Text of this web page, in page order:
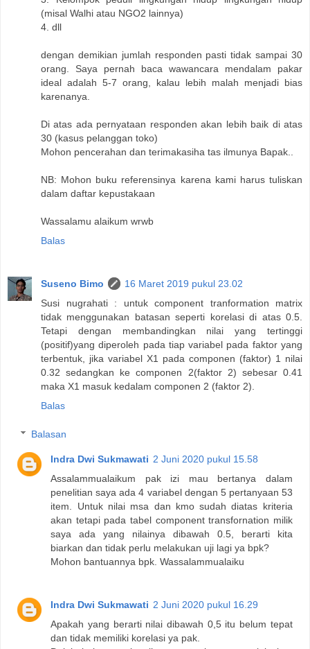
(misal Walhi atau NGO2 lainnya)
4. dll
dengan demikian jumlah responden pasti tidak sampai 30
orang. Saya pernah baca wawancara mendalam pakar
ideal adalah 5-7 orang, kalau lebih malah menjadi bias
karenanya.
Di atas ada pernyataan responden akan lebih baik di atas
30 (kasus pelanggan toko)
Mohon pencerahan dan terimakasiha tas ilmunya Bapak..
NB: Mohon buku referensinya karena kami harus tuliskan
dalam daftar kepustakaan
Wassalamu alaikum wrwb
Balas
Suseno Bimo
16 Maret 2019 pukul 23.02
Susi nugrahati : untuk component tranformation matrix
tidak menggunakan batasan seperti korelasi di atas 0.5.
Tetapi dengan membandingkan nilai yang tertinggi
(positif)yang diperoleh pada tiap variabel pada faktor yang
terbentuk, jika variabel X1 pada componen (faktor) 1 nilai
0.32 sedangkan ke componen 2(faktor 2) sebesar 0.41
maka X1 masuk kedalam componen 2 (faktor 2).
Balas
Balasan
Indra Dwi Sukmawati 2 Juni 2020 pukul 15.58
Assalammualaikum pak izi mau bertanya dalam
penelitian saya ada 4 variabel dengan 5 pertanyaan 53
item. Untuk nilai msa dan kmo sudah diatas kriteria
akan tetapi pada tabel component transfornation milik
saya ada yang nilainya dibawah 0.5, berarti kita
biarkan dan tidak perlu melakukan uji lagi ya bpk?
Mohon bantuannya bpk. Wassalammualaiku
Indra Dwi Sukmawati 2 Juni 2020 pukul 16.29
Apakah yang berarti nilai dibawah 0,5 itu belum tepat
dan tidak memiliki korelasi ya pak.